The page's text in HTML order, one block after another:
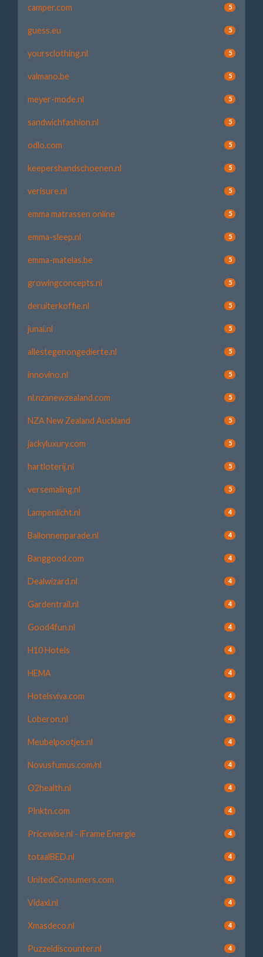
camper.com 5
guess.eu 5
yoursclothing.nl 5
valmano.be 5
meyer-mode.nl 5
sandwichfashion.nl 5
odlo.com 5
keepershandschoenen.nl 5
verisure.nl 5
emma matrassen online 5
emma-sleep.nl 5
emma-matelas.be 5
growingconcepts.nl 5
deruiterkoffie.nl 5
junai.nl 5
allestegenongedierte.nl 5
innovino.nl 5
nl.nzanewzealand.com 5
NZA New Zealand Auckland 5
jackyluxury.com 5
hartloterij.nl 5
versemaling.nl 5
Lampenlicht.nl 4
Ballonnenparade.nl 4
Banggood.com 4
Dealwizard.nl 4
Gardentrail.nl 4
Good4fun.nl 4
H10 Hotels 4
HEMA 4
Hotelsviva.com 4
Loberon.nl 4
Meubelpootjes.nl 4
Novusfumus.com/nl 4
O2health.nl 4
Plnktn.com 4
Pricewise.nl - iFrame Energie 4
totaalBED.nl 4
UnitedConsumers.com 4
Vidaxl.nl 4
Xmasdeco.nl 4
Puzzeldiscounter.nl 4